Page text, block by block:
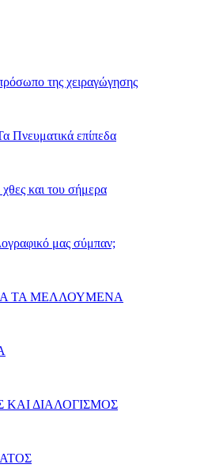
της χειραγώγησης
Πνευματικά επίπεδα
και του σήμερα
μας σύμπαν;
ΤΑ ΜΕΛΛΟΥΜΕΝΑ
ΚΑΙ ΔΙΑΛΟΓΙΣΜΟΣ